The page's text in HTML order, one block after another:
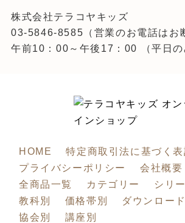
株式会社テラコヤキッズ
03-5846-8585 （営業のお電話はお
午前10：00～午後17：00 （平日の
HOME
特定商取引法に基づく表
プライバシーポリシー
会社概要
全商品一覧
カテゴリー シリ
教科別
価格帯別
ダウンロー
協会別
講座別